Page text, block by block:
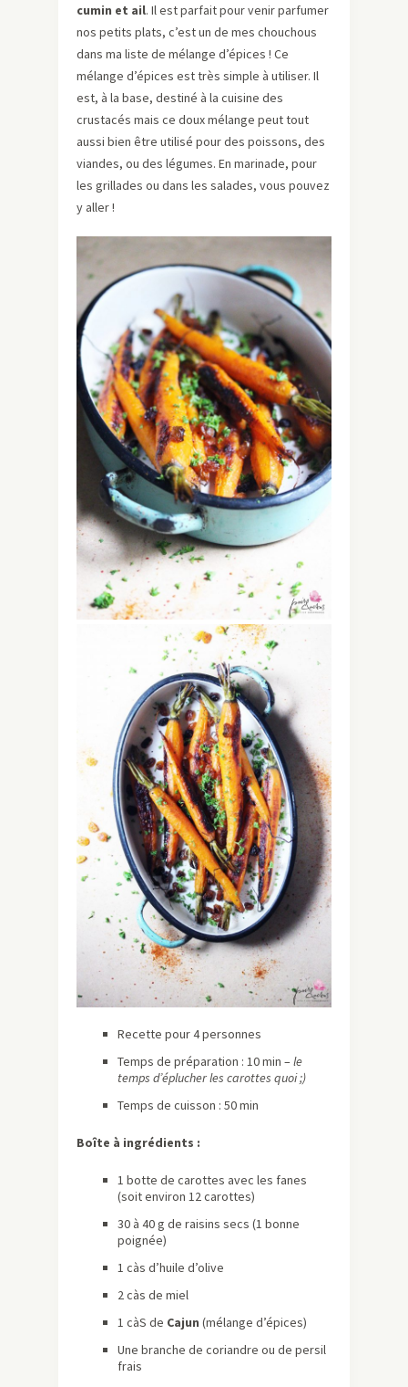
cumin et ail. Il est parfait pour venir parfumer
nos petits plats, c’est un de mes chouchous
dans ma liste de mélange d’épices ! Ce
mélange d’épices est très simple à utiliser. Il
est, à la base, destiné à la cuisine des
crustacés mais ce doux mélange peut tout
aussi bien être utilisé pour des poissons, des
viandes, ou des légumes. En marinade, pour
les grillades ou dans les salades, vous pouvez
y aller !
Recette pour 4 personnes
Temps de préparation : 10 min –le
temps d’éplucher les carottes quoi ;)
Temps de cuisson : 50 min
Boîte à ingrédients :
1 botte de carottes avec les fanes
(soit environ 12 carottes)
30 à 40 g de raisins secs (1 bonne
poignée)
1 càs d’huile d’olive
2 càs de miel
1 càS de Cajun (mélange d’épices)
Une branche de coriandre ou de persil
frais